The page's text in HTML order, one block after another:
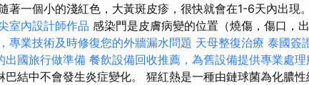
著一個小的淺紅色，大黃斑皮疹，很快就會在1-6天內出現。
室內設計師作品 感染門是皮膚病變的位置（燒傷，傷口，
專業技術及時修復您的外牆漏水問題 天母整復治療 泰國簽
出國旅行做準備 餐飲設備回收推薦，為舊設備提供專業處理
巴結中不會發生炎症變化。 猩紅熱是一種由鏈球菌為化膿性